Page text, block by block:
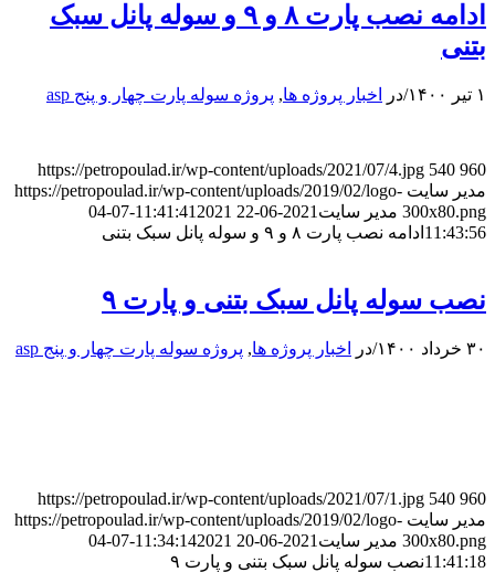
ادامه نصب پارت ۸ و ۹ و سوله پانل سبک
بتنی
۱ تیر ۱۴۰۰ /در اخبار پروژه ها, پروژه سوله پارت چهار و پنج asp
https://petropoulad.ir/wp-content/uploads/2021/07/4.jpg 540 960
مدیر سایت https://petropoulad.ir/wp-content/uploads/2019/02/logo-
300x80.png مدیر سایت 2021-06-22 11:41:41
2021-07-04
11:43:56 ادامه نصب پارت ۸ و ۹ و سوله پانل سبک بتنی
نصب سوله پانل سبک بتنی و پارت ۹
۳۰ خرداد ۱۴۰۰ /در اخبار پروژه ها, پروژه سوله پارت چهار و پنج asp
https://petropoulad.ir/wp-content/uploads/2021/07/1.jpg 540 960
مدیر سایت https://petropoulad.ir/wp-content/uploads/2019/02/logo-
300x80.png مدیر سایت 2021-06-20 11:34:14
2021-07-04
11:41:18نصب سوله پانل سبک بتنی و پارت ۹